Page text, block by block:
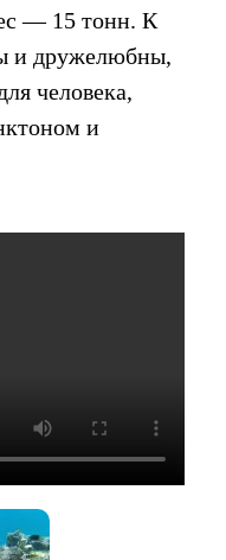
— 15 тонн. К
и дружелюбны,
человека,
и